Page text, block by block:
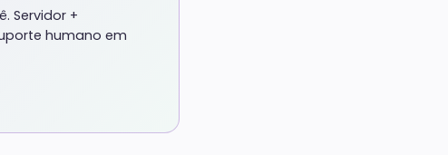
Servidor +
humano em